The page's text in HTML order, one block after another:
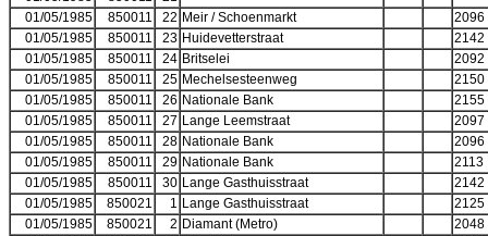
01/05/1985
850011 22 Meir / Schoenmarkt
2096
01/05/1985
850011 23 Huidevetterstraat
2142
01/05/1985
850011 24 Britselei
2092
01/05/1985
850011 25 Mechelsesteenweg
2150
01/05/1985
850011 26 Nationale Bank
2155
01/05/1985
850011 27 Lange Leemstraat
2097
01/05/1985
850011 28 Nationale Bank
2096
01/05/1985
850011 29 Nationale Bank
2113
01/05/1985
850011 30 Lange Gasthuisstraat
2142
01/05/1985
850021 1 Lange Gasthuisstraat
2125
01/05/1985
850021 2 Diamant (Metro)
2048